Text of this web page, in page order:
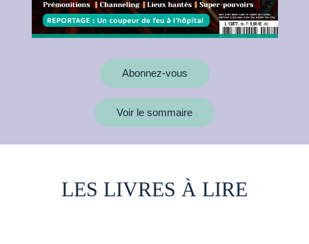
Abonnez-vous
Voir le sommaire
LES LIVRES À LIRE